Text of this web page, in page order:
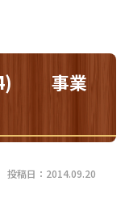
事業
投稿日：2014.09.20